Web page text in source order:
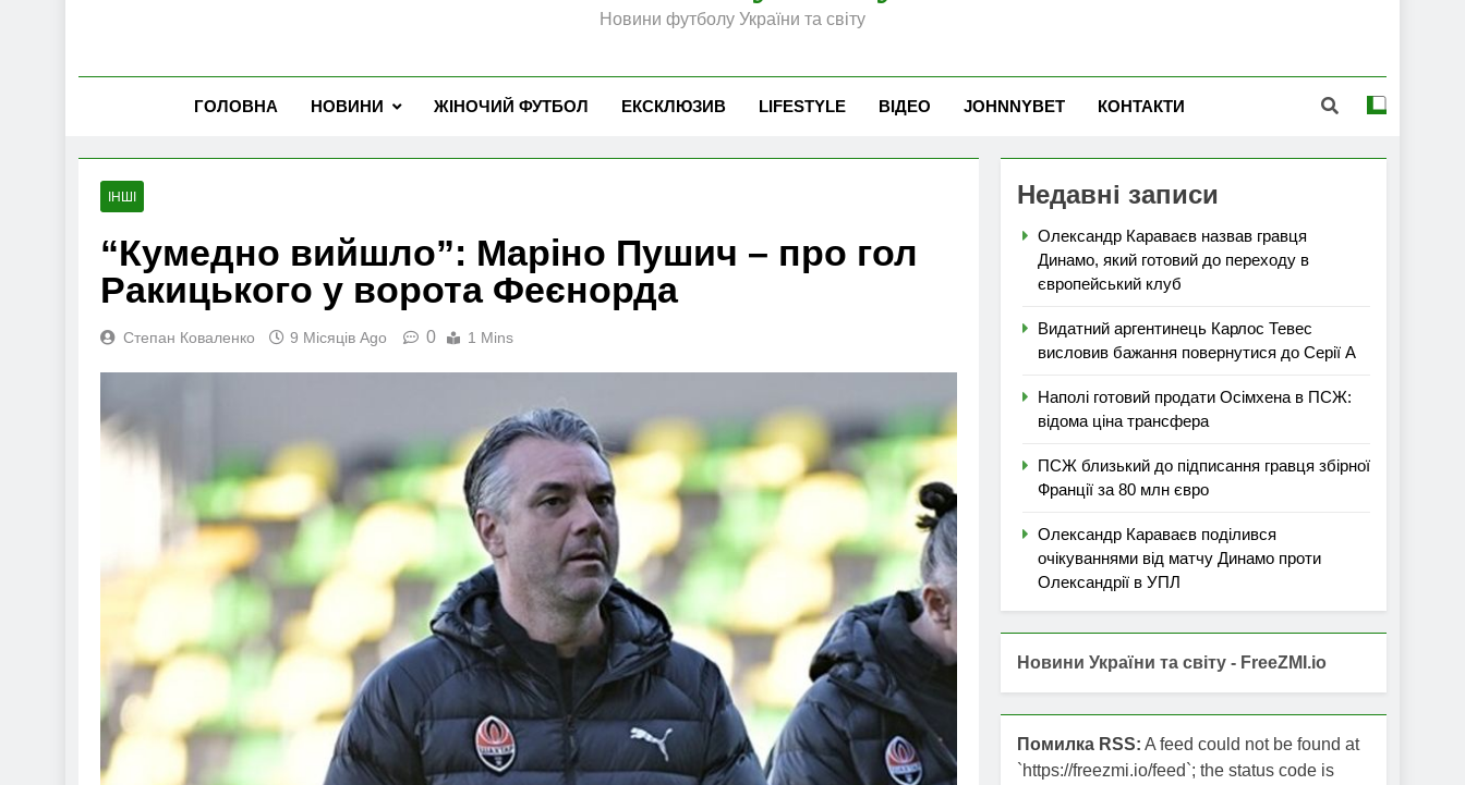
Новини футболу України та світу
ГОЛОВНА НОВИНИ ЖІНОЧИЙ ФУТБОЛ ЕКСКЛЮЗИВ LIFESTYLE ВІДЕО JOHNNYBET КОНТАКТИ
ІНШІ
“Кумедно вийшло”: Маріно Пушич – про гол
Ракицького у ворота Феєнорда
Степан Коваленко 9 Місяців Ago 0 1 Mins
Недавні записи
Олександр Караваєв назвав гравця
Динамо, який готовий до переходу в
європейський клуб
Видатний аргентинець Карлос Тевес
висловив бажання повернутися до Серії А
Наполі готовий продати Осімхена в ПСЖ:
відома ціна трансфера
ПСЖ близький до підписання гравця збірної
Франції за 80 млн євро
Олександр Караваєв поділився
очікуваннями від матчу Динамо проти
Олександрії в УПЛ
Новини України та світу - FreeZMI.io
Помилка RSS: A feed could not be found at
`https://freezmi.io/feed`; the status code is